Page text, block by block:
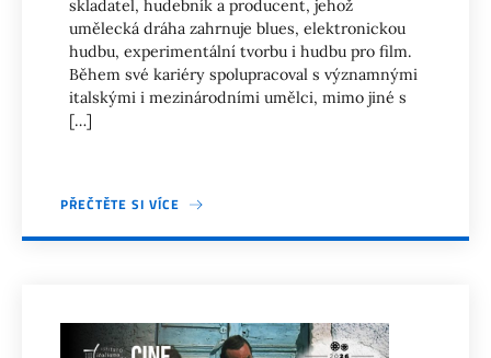
skladatel, hudebník a producent, jehož
umělecká dráha zahrnuje blues, elektronickou
hudbu, experimentální tvorbu i hudbu pro film.
Během své kariéry spolupracoval s významnými
italskými i mezinárodními umělci, mimo jiné s
[…]
PŘEČTĚTE SI VÍCE